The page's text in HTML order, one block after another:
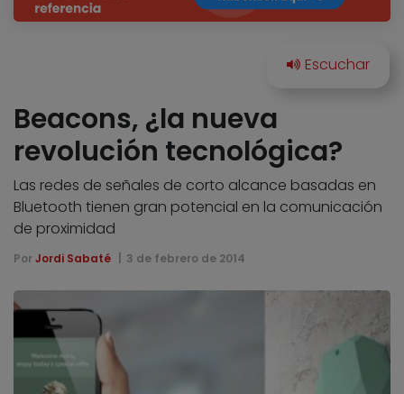
Beacons, ¿la nueva
revolución tecnológica?
Las redes de señales de corto alcance basadas en
Bluetooth tienen gran potencial en la comunicación
de proximidad
Por Jordi Sabaté 3 de febrero de 2014